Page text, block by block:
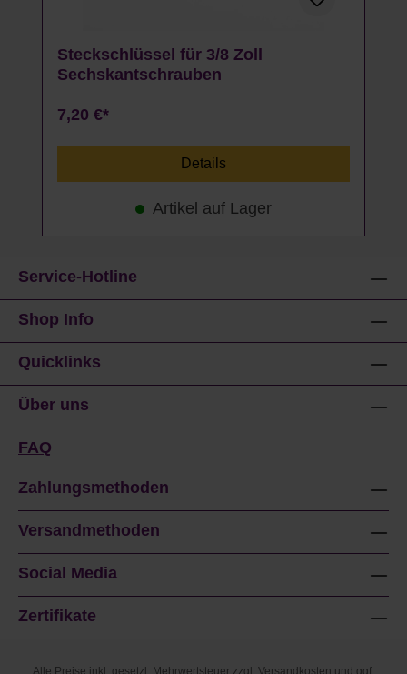
Steckschlüssel für 3/8 Zoll
Sechskantschrauben
7,20 €*
Details
Artikel auf Lager
Service-Hotline
Shop Info
Quicklinks
Über uns
FAQ
Zahlungsmethoden
Versandmethoden
Social Media
Zertifikate
Alle Preise inkl. gesetzl. Mehrwertsteuer zzgl. Versandkosten und ggf.